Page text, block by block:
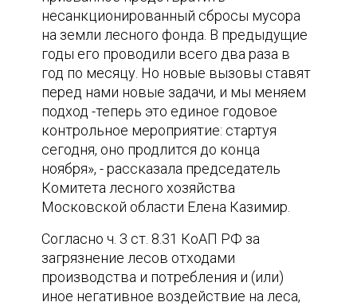
несанкционированный сбросы мусора
на земли лесного фонда. В предыдущие
годы его проводили всего два раза в
год по месяцу. Но новые вызовы ставят
перед нами новые задачи, и мы меняем
подход -теперь это единое годовое
контрольное мероприятие: стартуя
сегодня, оно продлится до конца
ноября», - рассказала председатель
Комитета лесного хозяйства
Московской области Елена Казимир.
Согласно ч. 3 ст. 8.31 КоАП РФ за
загрязнение лесов отходами
производства и потребления и (или)
иное негативное воздействие на леса,